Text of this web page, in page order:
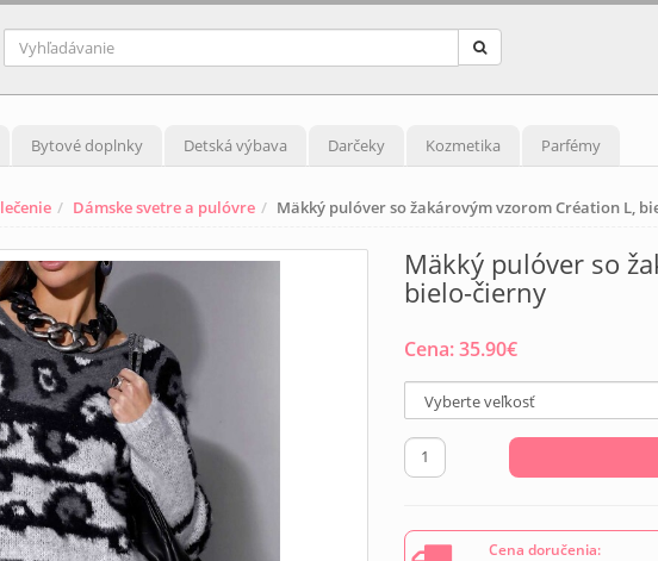
Bytové doplnky Detská výbava Darčeky Kozmetika Parfémy
Dámske svetre a pulóvre Mäkký pulóver so žakárovým vzorom Création L,
Mäkký pulóver so
bielo-čierny
Cena:35.90€
Cena doručenia: